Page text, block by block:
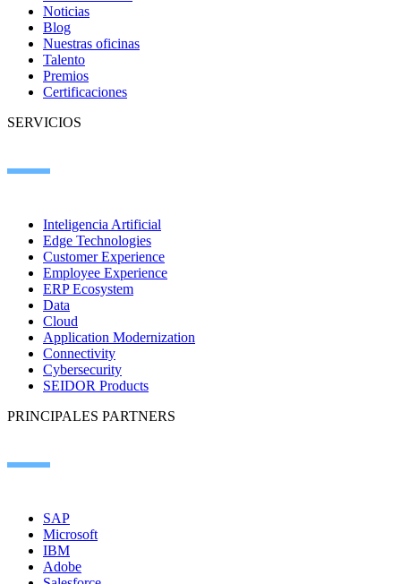
Noticias
Blog
Nuestras oficinas
Talento
Premios
Certificaciones
SERVICIOS
Inteligencia Artificial
Edge Technologies
Customer Experience
Employee Experience
ERP Ecosystem
Data
Cloud
Application Modernization
Connectivity
Cybersecurity
SEIDOR Products
PRINCIPALES PARTNERS
SAP
Microsoft
IBM
Adobe